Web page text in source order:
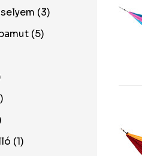
(3)
(5)
(1)